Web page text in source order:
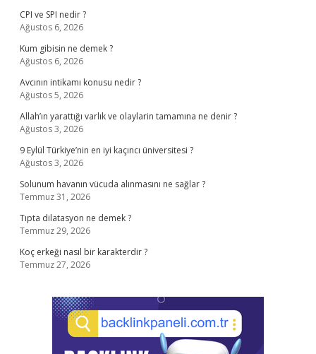
CPI ve SPI nedir ?
Ağustos 6, 2026
Kum gibisin ne demek ?
Ağustos 6, 2026
Avcının intikamı konusu nedir ?
Ağustos 5, 2026
Allah’ın yarattığı varlık ve olaylarin tamamına ne denir ?
Ağustos 3, 2026
9 Eylül Türkiye’nin en iyi kaçıncı üniversitesi ?
Ağustos 3, 2026
Solunum havanın vücuda alınmasını ne sağlar ?
Temmuz 31, 2026
Tıpta dilatasyon ne demek ?
Temmuz 29, 2026
Koç erkeği nasıl bir karakterdir ?
Temmuz 27, 2026